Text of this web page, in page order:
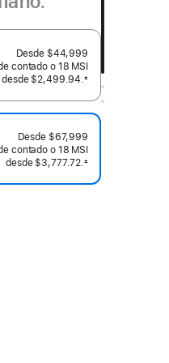
Desde $44,999
contado o 18 MSI
desde $2,499.94.
Nota al pie
±
Desde $67,999
contado o 18 MSI
desde $3,777.72.
Nota al pie
±